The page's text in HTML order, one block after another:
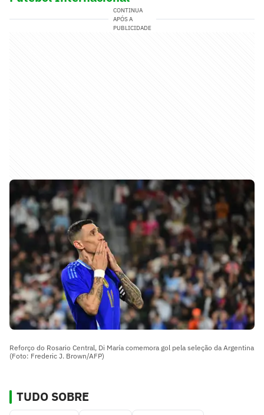
CONTINUA
APÓS A
PUBLICIDADE
Reforço do Rosario Central, Di María comemora gol pela seleção da Argentina
(Foto: Frederic J. Brown/AFP)
TUDO SOBRE